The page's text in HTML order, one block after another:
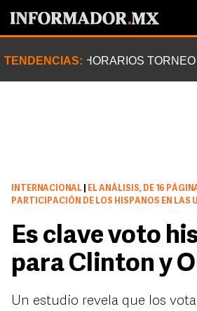
TENDENCIAS: HORARIOS
INTERNACIONAL
EL ANÁLISIS, DE 16
PARTICIPACIÓN DE LOS HISPANOS EN LAS
Es clave voto
para Clinton y
Un estudio revela que los